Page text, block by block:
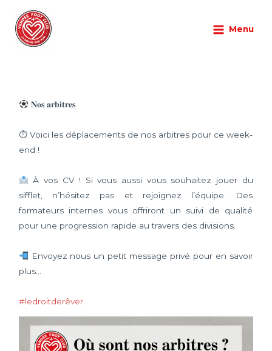
contenu
Menu
Menu
Non-classé Laisser un commentaire
𝐍𝐨𝐬 𝐚𝐫𝐛𝐢𝐭𝐫𝐞𝐬
⏱ Voici les déplacements de nos arbitres pour ce week-
end !
À vos CV ! Si vous aussi vous souhaitez jouer du
sifflet, n’hésitez pas et rejoignez l’équipe. Des
formateurs internes vous offriront un suivi de qualité
pour une progression rapide au travers des divisions.
Envoyez nous un petit message privé pour en savoir
plus…
#ledroitderêver